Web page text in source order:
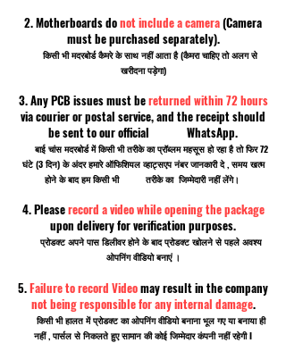
2. Motherboards donot include a camera(Camera
must be purchased separately).
किसी भी मदरबोर्ड कैमरे के साथ नहीं आता है (कैमरा चाहिए तो अलग से
खरीदना पड़ेगा)
3. Any PCB issues must bereturned within 72 hours
via courier or postal service, and the receipt should
be sent to our official WhatsApp.
बाई चांस मदरबोर्ड में किसी भी तरीके का प्रॉब्लम महसूस हो रहा है तो फिर 72
घंटे (3 दिन) के अंदर हमारे ऑफिशियल व्हाट्सएप नंबर जानकारी दे , समय खत्म
होने के बाद हम किसी भी तरीके का जिम्मेदारी नहीं लेंगे।
4. Pleaserecord a video while opening the package
upon delivery for verification purposes.
प्रोडक्ट अपने पास डिलीवर होने के बाद प्रोडक्ट खोलने से पहले अवश्य
ओपनिंग वीडियो बनाएं ।
5.Failure to record Videomay result in the company
not being responsible for any internal damage.
किसी भी हालत में प्रोडक्ट का ओपनिंग वीडियो बनाना भूल गए या बनाया ही
नहीं , पार्सल से निकलते हुए सामान की कोई जिम्मेदार कंपनी नहीं रहेगी I